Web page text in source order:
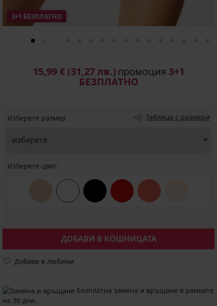
3+1 БЕЗПЛАТНО
15,99 € (31,27 лв.) промоция 3+1
БЕЗПЛАТНО
Изберете размер Таблица с размери
Изберете цвят:
ДОБАВИ В КОШНИЦАТА
Добави в любими
Безплатна замяна и връщане в рамките
на 30 дни.